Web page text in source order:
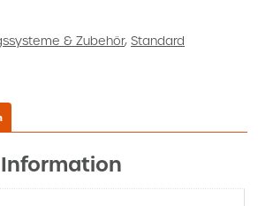
& Zubehör, Standard